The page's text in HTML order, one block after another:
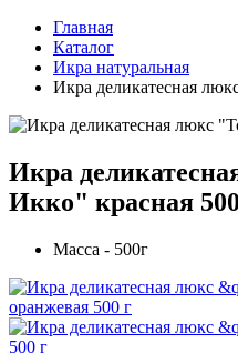
Главная
Каталог
Икра натуральная
Икра деликатесная
Икра
Икко" красная
Масса - 500г